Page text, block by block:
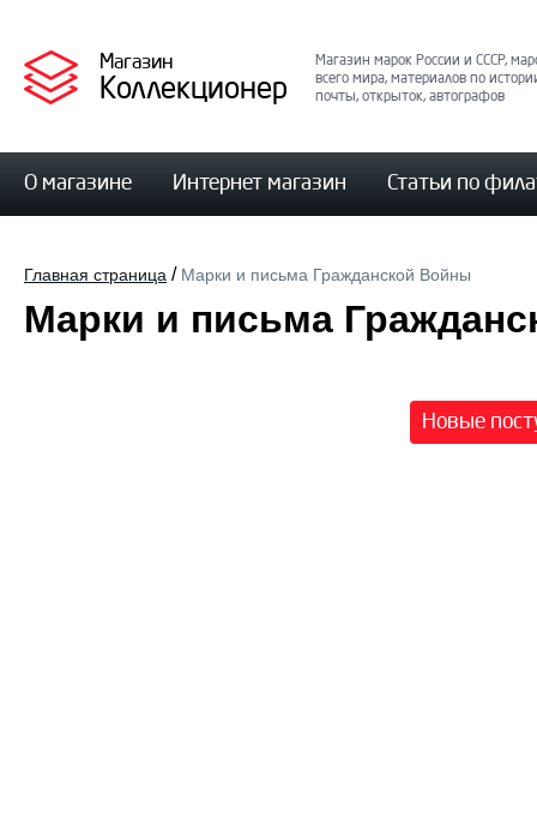
Магазин
Коллекционер
Магазин марок России и СССР,
всего мира, материалов по
почты, открыток, автографов
О магазине Интернет магазин Статьи по
Главная страница / Марки и письма Гражданской Войны
Марки и письма
Новые